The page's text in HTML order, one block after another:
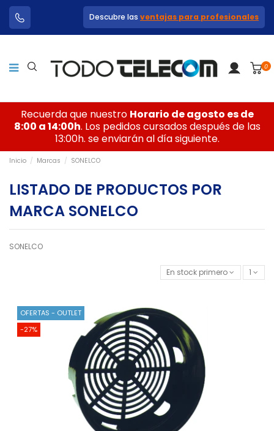
Descubre las ventajas para profesionales
0
Recuerda que nuestro Horario de agosto es de
8:00 a 14:00h. Los pedidos cursados después de las
13:00h. se enviarán al día siguiente.
Inicio Marcas SONELCO
LISTADO DE PRODUCTOS POR
MARCA SONELCO
SONELCO
En stock primero 1
OFERTAS - OUTLET
-27%